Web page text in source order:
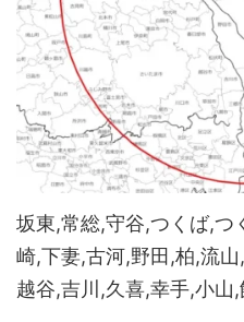
坂東,常総,守谷,つくば,つ
崎,下妻,古河,野田,柏,流
越谷,吉川,久喜,幸手,小山,